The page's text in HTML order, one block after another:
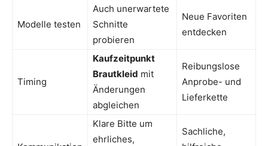
Modelle testen
Auch unerwartete
Schnitte
probieren
Neue Favoriten
entdecken
Timing
Kaufzeitpunkt
Brautkleid mit
Änderungen
abgleichen
Reibungslose
Anprobe- und
Lieferkette
Klare Bitte um
ehrliches,
Sachliche,